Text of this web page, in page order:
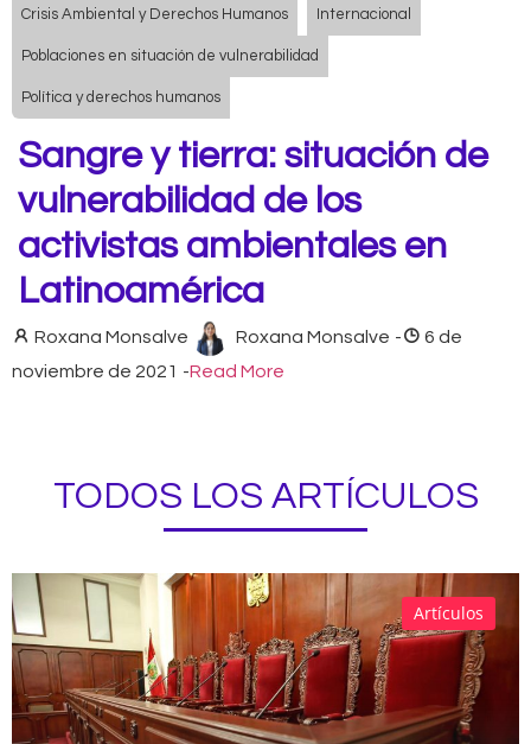
Crisis Ambiental y Derechos Humanos Internacional
Poblaciones en situación de vulnerabilidad
Política y derechos humanos
Sangre y tierra: situación de
vulnerabilidad de los
activistas ambientales en
Latinoamérica
Roxana Monsalve Roxana Monsalve -
6 de
noviembre de 2021 -Read More
TODOS LOS ARTÍCULOS
Artículos